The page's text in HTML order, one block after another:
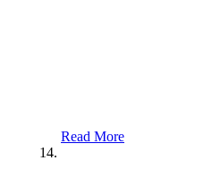
Read More